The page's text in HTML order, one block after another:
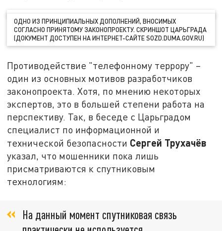
ОДНО ИЗ ПРИНЦИПИАЛЬНЫХ ДОПОЛНЕНИЙ, ВНОСИМЫХ
СОГЛАСНО ПРИНЯТОМУ ЗАКОНОПРОЕКТУ. СКРИНШОТ ЦАРЬГРАДА
(ДОКУМЕНТ ДОСТУПЕН НА ИНТЕРНЕТ-САЙТЕ SOZD.DUMA.GOV.RU)
Противодействие "телефонному террору" –
один из основных мотивов разработчиков
законопроекта. Хотя, по мнению некоторых
экспертов, это в большей степени работа на
перспективу. Так, в беседе с Царьградом
специалист по информационной и
технической безопасности Сергей Трухачёв
указал, что мошенники пока лишь
присматриваются к спутниковым
технологиям:
На данный момент спутниковая связь